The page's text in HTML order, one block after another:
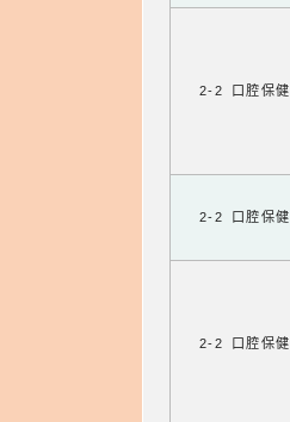
2-2 口腔保健
2-2 口腔保健
2-2 口腔保健